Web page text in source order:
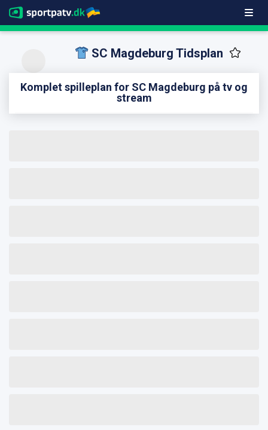
SC Magdeburg Tidsplan
Komplet spilleplan for SC Magdeburg på tv og
stream